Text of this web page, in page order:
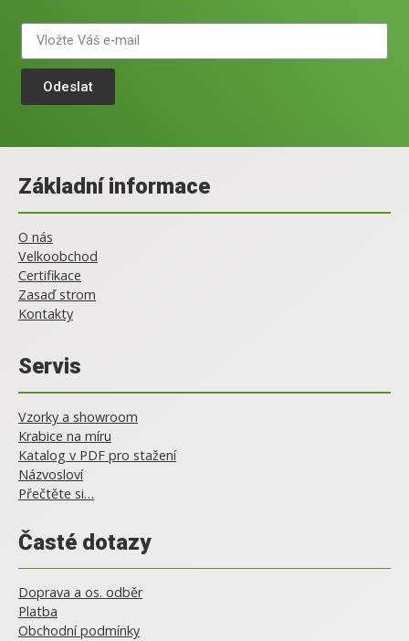
Odeslat
Základní informace
O nás
Velkoobchod
Certifikace
Zasaď strom
Kontakty
Servis
Vzorky a showroom
Krabice na míru
Katalog v PDF pro stažení
Názvosloví
Přečtěte si…
Časté dotazy
Doprava a os. odběr
Platba
Obchodní podmínky